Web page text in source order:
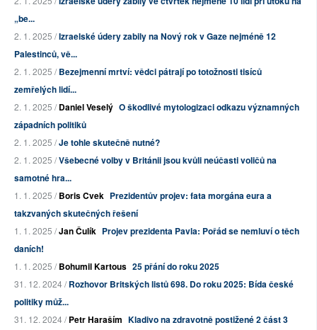
„be...
2. 1. 2025 /Izraelské údery zabily na Nový rok v Gaze nejméně 12
Palestinců, vě...
2. 1. 2025 /Bezejmenní mrtví: vědci pátrají po totožnosti tisíců
zemřelých lidí...
2. 1. 2025 /Daniel Veselý O škodlivé mytologizaci odkazu významných
západních politiků
2. 1. 2025 /Je tohle skutečně nutné?
2. 1. 2025 /Všebecné volby v Británii jsou kvůli neúčasti voličů na
samotné hra...
1. 1. 2025 /Boris Cvek Prezidentův projev: fata morgána eura a
takzvaných skutečných řešení
1. 1. 2025 /Jan Čulík Projev prezidenta Pavla: Pořád se nemluví o těch
daních!
1. 1. 2025 /Bohumil Kartous 25 přání do roku 2025
31. 12. 2024 /Rozhovor Britských listů 698. Do roku 2025: Bída české
politiky můž...
31. 12. 2024 /Petr Haraším Kladivo na zdravotně postižené 2 část 3